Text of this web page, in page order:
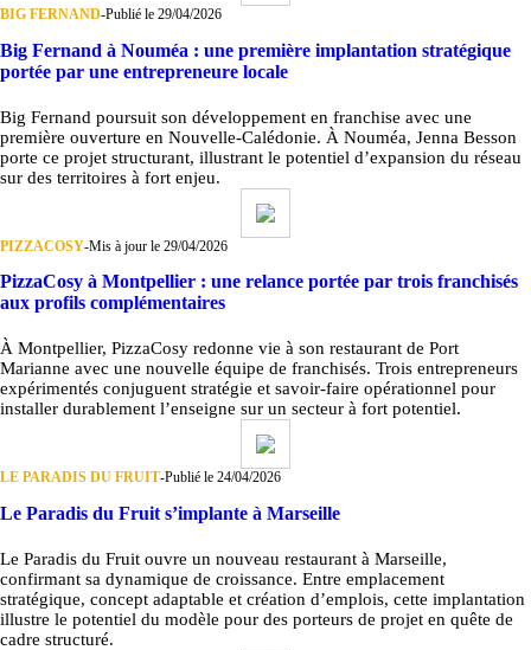
BIG FERNAND-Publié le 29/04/2026
Big Fernand à Nouméa : une première implantation stratégique
portée par une entrepreneure locale
Big Fernand poursuit son développement en franchise avec une
première ouverture en Nouvelle-Calédonie. À Nouméa, Jenna Besson
porte ce projet structurant, illustrant le potentiel d’expansion du réseau
sur des territoires à fort enjeu.
PIZZACOSY-Mis à jour le 29/04/2026
PizzaCosy à Montpellier : une relance portée par trois franchisés
aux profils complémentaires
À Montpellier, PizzaCosy redonne vie à son restaurant de Port
Marianne avec une nouvelle équipe de franchisés. Trois entrepreneurs
expérimentés conjuguent stratégie et savoir-faire opérationnel pour
installer durablement l’enseigne sur un secteur à fort potentiel.
LE PARADIS DU FRUIT-Publié le 24/04/2026
Le Paradis du Fruit s’implante à Marseille
Le Paradis du Fruit ouvre un nouveau restaurant à Marseille,
confirmant sa dynamique de croissance. Entre emplacement
stratégique, concept adaptable et création d’emplois, cette implantation
illustre le potentiel du modèle pour des porteurs de projet en quête de
cadre structuré.